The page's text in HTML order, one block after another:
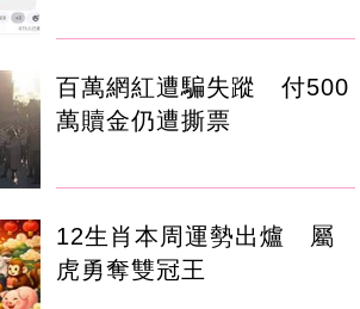
百萬網紅遭騙失蹤 付500
萬贖金仍遭撕票
12生肖本周運勢出爐 屬
虎勇奪雙冠王